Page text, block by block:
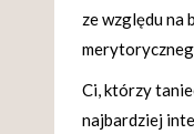
ze względu na
Ci, którzy
najbardziej